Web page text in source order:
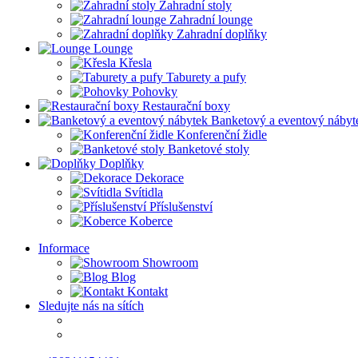
Zahradní stoly
Zahradní lounge
Zahradní doplňky
Lounge
Křesla
Taburety a pufy
Pohovky
Restaurační boxy
Banketový a eventový
Konferenční židle
Banketové stoly
Doplňky
Dekorace
Svítidla
Příslušenství
Koberce
Informace
Showroom
Blog
Kontakt
Sledujte nás na sítích